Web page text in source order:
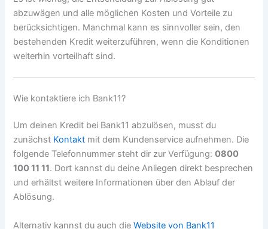
abzuwägen und alle möglichen Kosten und Vorteile zu
berücksichtigen. Manchmal kann es sinnvoller sein, den
bestehenden Kredit weiterzuführen, wenn die Konditionen
weiterhin vorteilhaft sind.
Wie kontaktiere ich Bank11?
Um deinen Kredit bei Bank11 abzulösen, musst du
zunächst Kontakt mit dem Kundenservice aufnehmen. Die
folgende Telefonnummer steht dir zur Verfügung:0800
100 11 11. Dort kannst du deine Anliegen direkt besprechen
und erhältst weitere Informationen über den Ablauf der
Ablösung.
Alternativ kannst du auch dieWebsite von Bank11